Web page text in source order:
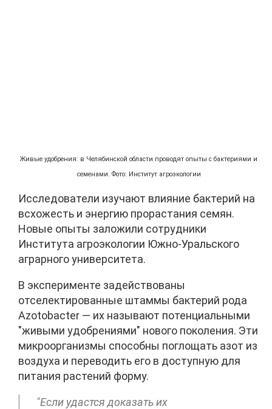
Живые удобрения: в Челябинской области проводят опыты с бактериями и
семенами. Фото: Институт агроэкологии
Исследователи изучают влияние бактерий на
всхожесть и энергию прорастания семян.
Новые опыты заложили сотрудники
Института агроэкологии Южно-Уральского
аграрного университета.
В эксперименте задействованы
отселектированные штаммы бактерий рода
Azotobacter — их называют потенциальными
"живыми удобрениями" нового поколения. Эти
микроорганизмы способны поглощать азот из
воздуха и переводить его в доступную для
питания растений форму.
"Если удастся доказать их